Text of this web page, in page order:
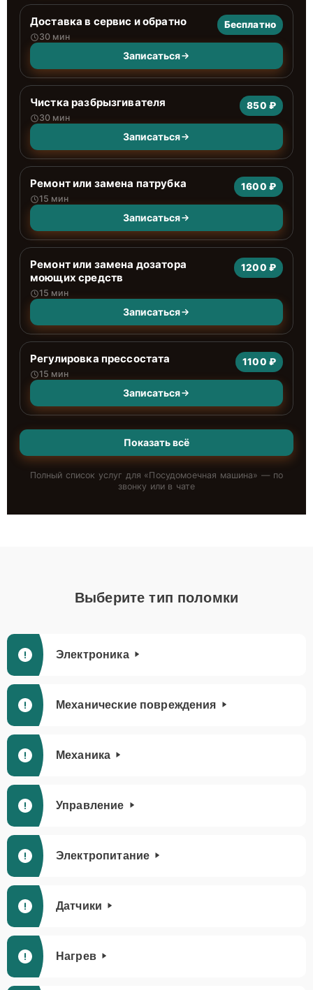
Доставка в сервис и обратно
30 мин
Бесплатно
Записаться
Чистка разбрызгивателя
30 мин
850 ₽
Записаться
Ремонт или замена патрубка
15 мин
1600 ₽
Записаться
Ремонт или замена дозатора
моющих средств
15 мин
1200 ₽
Записаться
Регулировка прессостата
15 мин
1100 ₽
Записаться
Показать всё
Полный список услуг для «Посудомоечная машина» — по
звонку или в чате
Выберите тип поломки
Электроника
Механические повреждения
Механика
Управление
Электропитание
Датчики
Нагрев